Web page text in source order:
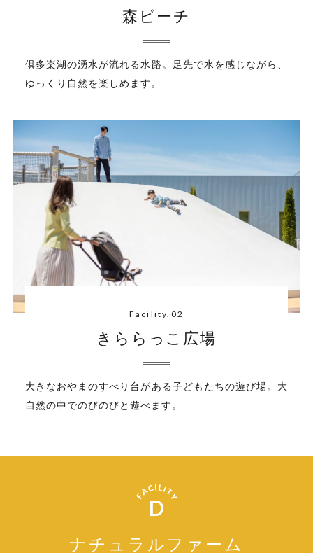
森ビーチ
倶多楽湖の湧水が流れる水路。足先で水を感じながら、
ゆっくり自然を楽しめます。
Facility.02
きららっこ広場
大きなおやまのすべり台がある子どもたちの遊び場。大
自然の中でのびのびと遊べます。
D
ナチュラルファーム